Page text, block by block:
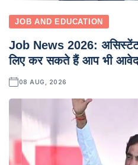
JOB AND EDUCATION
Job News 2026: असिस्टेंट
लिए कर सकते हैं आप भी
08 AUG, 2026